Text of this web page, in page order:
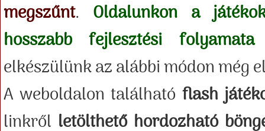
megszűnt. Oldalunkon a
hosszabb fejlesztési
elkészülünk az alábbi módon még
A weboldalon található flash
linkről letölthető hordozható